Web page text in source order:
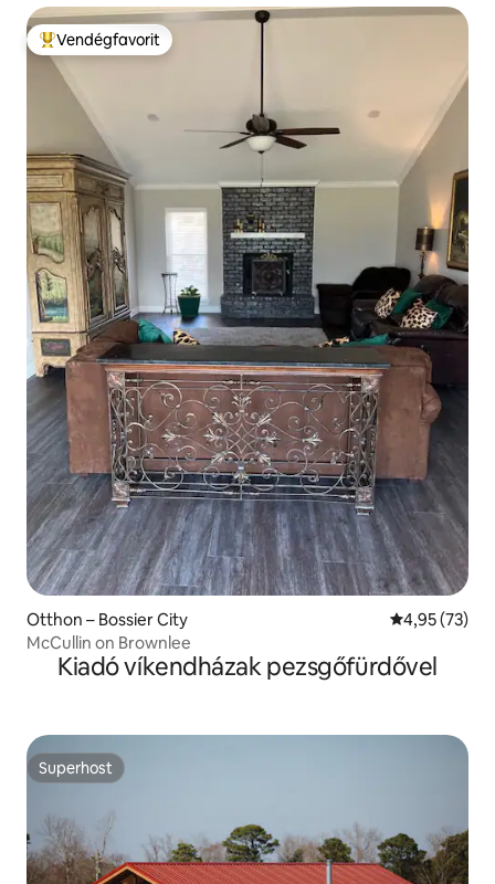
Kiemelt vendégfavorit
Vendégfavorit
Otthon – Bossier City Átlagos
4,95 (73)
McCullin on Brownlee
Kiadó víkendházak pezsgőfürdővel
Superhost
Superhost